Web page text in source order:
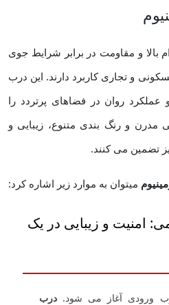
بالا و مقاومت در برابر شرایط جوی
و تجاری کاربرد دارند. این درب
روان در فضاهای پرتردد را
مدرن و رنگ ‌بندی متنوع، زیبایی و
تضمین می‌ کنند.
میتوان به موارد زیر اشاره کرد:
امنیت و زیبایی در یک
ورودی آغاز می ‌شود. درب